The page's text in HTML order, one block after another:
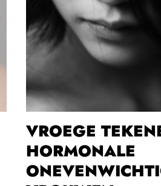
VROEGE
HORMONALE